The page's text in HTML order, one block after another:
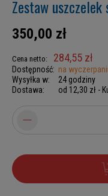
Zestaw
350,00 zł
Cena netto: 284,55 zł
Dostępność: na
Wysyłka w:
24 godziny
Dostawa:
od 12,30 zł -